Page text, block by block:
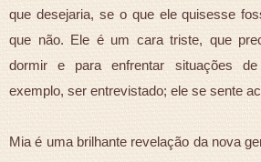
que desejaria, se o que ele quisesse
que não. Ele é um cara triste, que
dormir e para enfrentar situações
exemplo, ser entrevistado; ele se sente
Mia é uma brilhante revelação da nova